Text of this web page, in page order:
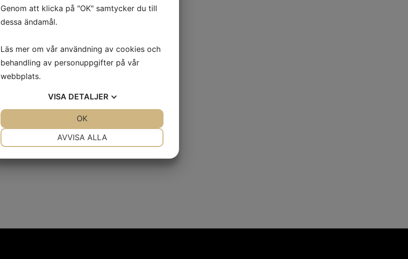
Genom att klicka på "OK" samtycker du till
dessa ändamål.
Läs mer om vår användning av cookies och
behandling av personuppgifter på vår
webbplats.
VISA DETALJER
AVVISA ALLA
OK